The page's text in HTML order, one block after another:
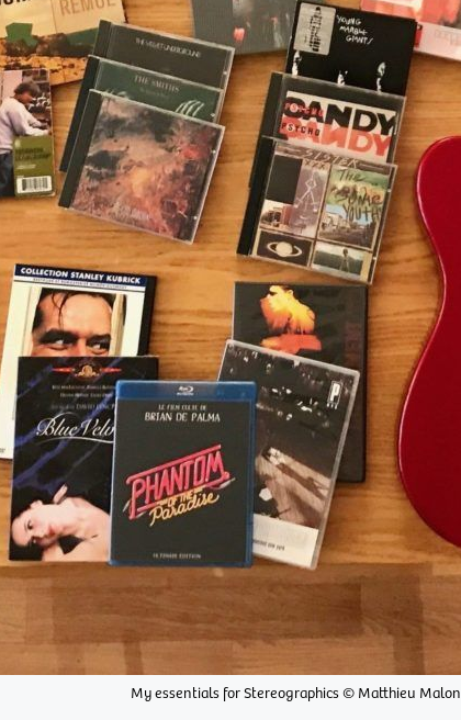
My essentials for Stereographics © Matthieu Malon